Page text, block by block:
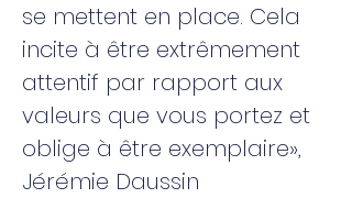
se mettent en place. Cela
incite à être extrêmement
attentif par rapport aux
valeurs que vous portez et
oblige à être exemplaire»,
Jérémie Daussin